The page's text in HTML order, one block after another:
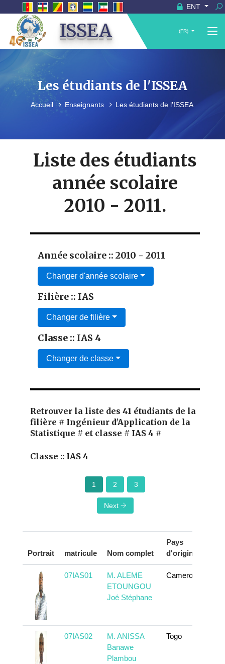
ENT
ISSEA (FR)
Les étudiants de l'ISSEA
Accueil Enseignants Les étudiants de l'ISSEA
Liste des étudiants
année scolaire
2010 - 2011.
Année scolaire :: 2010 - 2011
Changer d'année scolaire
Filière :: IAS
Changer de filière
Classe :: IAS 4
Changer de classe
Retrouver la liste des 41 étudiants de la
filière # Ingénieur d'Application de la
Statistique # et classe # IAS 4 #
Classe :: IAS 4
1 2 3
Next
Portrait matricule Nom complet
Pays
d'origine
07IAS01
M. ALEME
ETOUNGOU
Joé Stéphane
Cameroun
07IAS02
M. ANISSA
Banawe
Plambou
Togo